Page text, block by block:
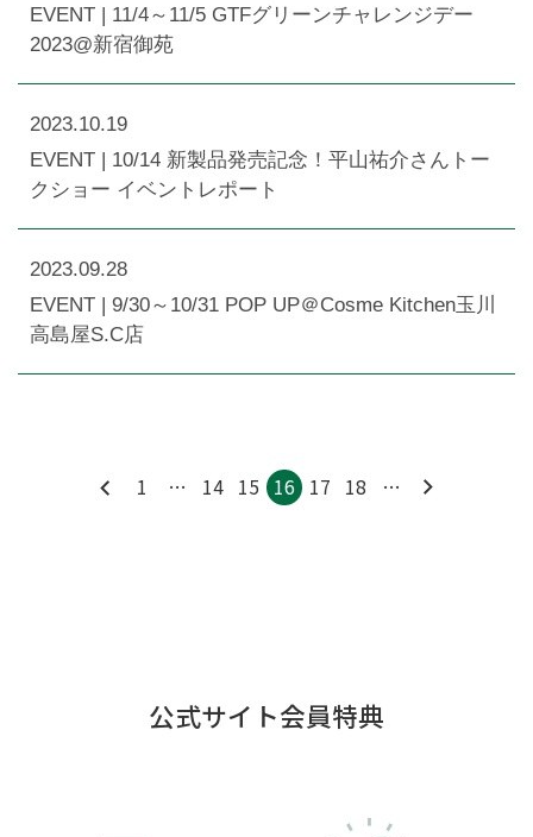
EVENT | 11/4～11/5 GTFグリーンチャレンジデー
2023@新宿御苑
2023.10.19
EVENT | 10/14 新製品発売記念！平山祐介さんトー
クショー イベントレポート
2023.09.28
EVENT | 9/30～10/31 POP UP＠Cosme Kitchen玉川
高島屋S.C店
1 … 14 15 16 17 18 …
公式サイト会員特典